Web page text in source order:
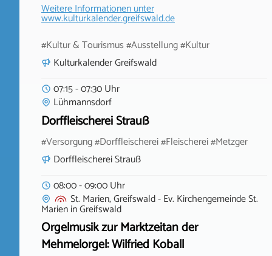
Weitere Informationen unter
www.kulturkalender.greifswald.de
#Kultur & Tourismus #Ausstellung #Kultur
Kulturkalender Greifswald
07:15 - 07:30 Uhr
Lühmannsdorf
Dorffleischerei Strauß
#Versorgung #Dorffleischerei #Fleischerei #Metzger
Dorffleischerei Strauß
08:00 - 09:00 Uhr
St. Marien, Greifswald - Ev. Kirchengemeinde St.
MarieninGreifswald
Orgelmusik zur Marktzeitan der
Mehmelorgel: Wilfried Koball